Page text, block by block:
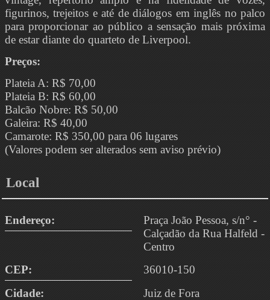
figurinos, trejeitos e até de diálogos em inglês no palco
para proporcionar ao público a sensação mais próxima
de estar diante do quarteto de Liverpool.
Preços:
Plateia A: R$ 70,00
Plateia B: R$ 60,00
Balcão Nobre: R$ 50,00
Galeira: R$ 40,00
Camarote: R$ 350,00 para 06 lugares
(Valores podem ser alterados sem aviso prévio)
Local
Endereço:
Praça João Pessoa, s/n° -
Calçadão da Rua Halfeld -
Centro
CEP:
36010-150
Cidade:
Juiz de Fora